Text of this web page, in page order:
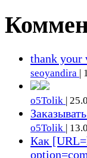
thank your
seoyandira |
o5Tolik |
o5Tolik |
Как